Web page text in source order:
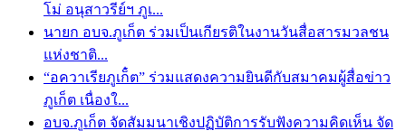
โม่ อนุสาวรีย์ฯ ภูเ...
นายก อบจ.ภูเก็ต ร่วมเป็นเกียรติในงานวันสื่อสารมวลชน
แห่งชาติ...
“อควาเรียภูเก็๋ต” ร่วมแสดงความยินดีกับสมาคมผู้สื่อข่าว
ภูเก็ต เนื่องใ...
อบจ.ภูเก็ต จัดสัมมนาเชิงปฏิบัติการรับฟังความคิดเห็น จัด